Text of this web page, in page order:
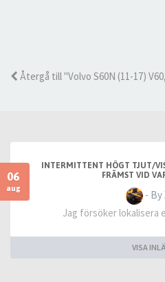
Återgå till "Volvo S60N (11-17)
06
aug
INTERMITTENT HÖGT TJUT/
FRÄMST VID
- By
Jag försöker
VISA